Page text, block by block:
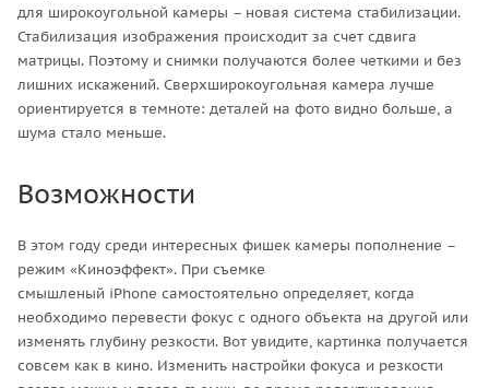
для широкоугольной камеры – новая система стабилизации.
Стабилизация изображения происходит за счет сдвига
матрицы. Поэтому и снимки получаются более четкими и без
лишних искажений. Сверхширокоугольная камера лучше
ориентируется в темноте: деталей на фото видно больше, а
шума стало меньше.
Возможности
В этом году среди интересных фишек камеры пополнение –
режим «Киноэффект». При съемке
смышленый iPhone самостоятельно определяет, когда
необходимо перевести фокус с одного объекта на другой или
изменять глубину резкости. Вот увидите, картинка получается
совсем как в кино. Изменить настройки фокуса и резкости